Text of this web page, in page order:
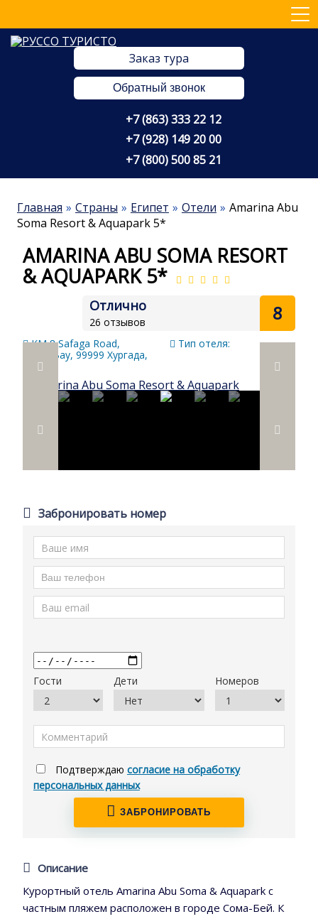
Заказ тура
Обратный звонок
+7 (863) 333 22 12
+7 (928) 149 20 00
+7 (800) 500 85 21
Главная Страны Египет Отели
Amarina Abu
Soma Resort & Aquapark 5*
AMARINA ABU SOMA RESORT
& AQUAPARK 5*
Отлично
26 отзывов 8
KM 8 Safaga Road,
Soma Bay, 99999 Хургада,
Египет
Тип отеля:
Забронировать номер
Гости Дети Номеров
Подтверждаю согласие на обработку
персональных данных
ЗАБРОНИРОВАТЬ
Описание
Курортный отель Amarina Abu Soma & Aquapark с
частным пляжем расположен в городе Сома-Бей. К